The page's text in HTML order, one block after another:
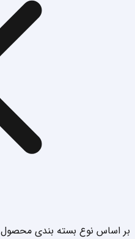
بر اساس نوع بسته بندی محصول